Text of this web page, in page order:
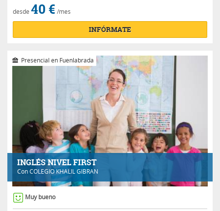
desde 40 € /mes
INFÓRMATE
INGLÉS NIVEL FIRST
ConCOLEGIO KHALIL GIBRAN
Presencial en Fuenlabrada
Muy bueno